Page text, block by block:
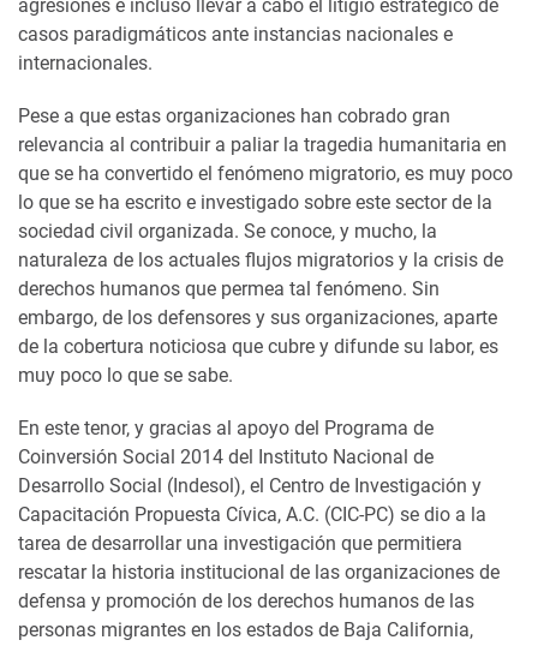
agresiones e incluso llevar a cabo el litigio estratégico de
casos paradigmáticos ante instancias nacionales e
internacionales.
Pese a que estas organizaciones han cobrado gran
relevancia al contribuir a paliar la tragedia humanitaria en
que se ha convertido el fenómeno migratorio, es muy poco
lo que se ha escrito e investigado sobre este sector de la
sociedad civil organizada. Se conoce, y mucho, la
naturaleza de los actuales flujos migratorios y la crisis de
derechos humanos que permea tal fenómeno. Sin
embargo, de los defensores y sus organizaciones, aparte
de la cobertura noticiosa que cubre y difunde su labor, es
muy poco lo que se sabe.
En este tenor, y gracias al apoyo del Programa de
Coinversión Social 2014 del Instituto Nacional de
Desarrollo Social (Indesol), el Centro de Investigación y
Capacitación Propuesta Cívica, A.C. (CIC-PC) se dio a la
tarea de desarrollar una investigación que permitiera
rescatar la historia institucional de las organizaciones de
defensa y promoción de los derechos humanos de las
personas migrantes en los estados de Baja California,